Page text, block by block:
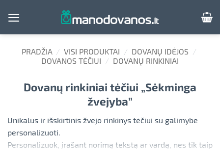
PRADŽIA / VISI PRODUKTAI / DOVANŲ IDĖJOS /
DOVANOS TĖČIUI / DOVANŲ RINKINIAI
Dovanų rinkiniai tėčiui „Sėkminga
žvejyba”
Unikalus ir išskirtinis žvejo rinkinys tėčiui su galimybe
personalizuoti.
¨Personalizuok, įrašant norimą tekstą ar vardą, nes tik taip